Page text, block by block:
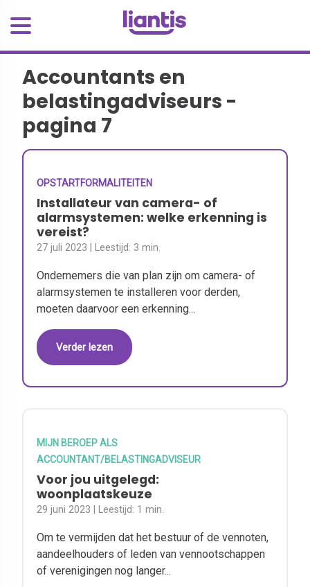
Accountants en
belastingadviseurs -
pagina 7
OPSTARTFORMALITEITEN
Installateur van camera- of
alarmsystemen: welke erkenning is
vereist?
27 juli 2023 | Leestijd: 3 min.
Ondernemers die van plan zijn om camera- of
alarmsystemen te installeren voor derden,
moeten daarvoor een erkenning...
Verder lezen
MIJN BEROEP ALS
ACCOUNTANT/BELASTINGADVISEUR
Voor jou uitgelegd:
woonplaatskeuze
29 juni 2023 | Leestijd: 1 min.
Om te vermijden dat het bestuur of de vennoten,
aandeelhouders of leden van vennootschappen
of verenigingen nog langer...